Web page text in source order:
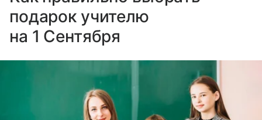
подарок учителю
на 1 Сентября